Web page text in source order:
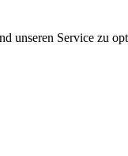
unseren Service zu